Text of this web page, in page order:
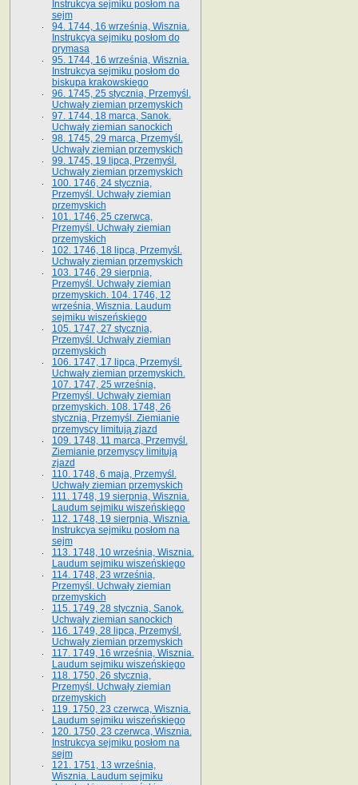
Instrukcya sejmiku posłom na
sejm
94. 1744, 16 września, Wisznia.
Instrukcya sejmiku posłom do
prymasa
95. 1744, 16 września, Wisznia.
Instrukcya sejmiku posłom do
biskupa krakowskiego
96. 1745, 25 stycznia, Przemyśl.
Uchwały ziemian przemyskich
97. 1744, 18 marca, Sanok.
Uchwały ziemian sanockich
98. 1745, 29 marca, Przemyśl.
Uchwały ziemian przemyskich
99. 1745, 19 lipca, Przemyśl.
Uchwały ziemian przemyskich
100. 1746, 24 stycznia,
Przemyśl. Uchwały ziemian
przemyskich
101. 1746, 25 czerwca,
Przemyśl. Uchwały ziemian
przemyskich
102. 1746, 18 lipca, Przemyśl.
Uchwały ziemian przemyskich
103. 1746, 29 sierpnia,
Przemyśl. Uchwały ziemian
przemyskich. 104. 1746, 12
września, Wisznia. Laudum
sejmiku wiszeńskiego
105. 1747, 27 stycznia,
Przemyśl. Uchwały ziemian
przemyskich
106. 1747, 17 lipca, Przemyśl.
Uchwały ziemian przemyskich.
107. 1747, 25 września,
Przemyśl. Uchwały ziemian
przemyskich. 108. 1748, 26
stycznia, Przemyśl. Ziemianie
przemyscy limitują zjazd
109. 1748, 11 marca, Przemyśl.
Ziemianie przemyscy limitują
zjazd
110. 1748, 6 maja, Przemyśl.
Uchwały ziemian przemyskich
111. 1748, 19 sierpnia, Wisznia.
Laudum sejmiku wiszeńskiego
112. 1748, 19 sierpnia, Wisznia.
Instrukcya sejmiku posłom na
sejm
113. 1748, 10 września, Wisznia.
Laudum sejmiku wiszeńskiego
114. 1748, 23 września,
Przemyśl. Uchwały ziemian
przemyskich
115. 1749, 28 stycznia, Sanok.
Uchwały ziemian sanockich
116. 1749, 28 lipca, Przemyśl.
Uchwały ziemian przemyskich
117. 1749, 16 września, Wisznia.
Laudum sejmiku wiszeńskiego
118. 1750, 26 stycznia,
Przemyśl. Uchwały ziemian
przemyskich
119. 1750, 23 czerwca, Wisznia.
Laudum sejmiku wiszeńskiego
120. 1750, 23 czerwca, Wisznia.
Instrukcya sejmiku posłom na
sejm
121. 1751, 13 września,
Wisznia. Laudum sejmiku